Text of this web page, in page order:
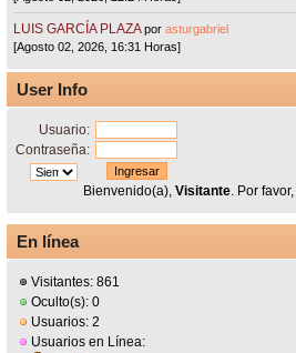
LUIS GARCÍA PLAZA porasturgabriel
[Agosto 02, 2026, 16:31 Horas]
User Info
Usuario:
Contraseña:
Bienvenido(a), Visitante. Por favor,
En línea
Visitantes: 861
Oculto(s): 0
Usuarios: 2
Usuarios en Línea: